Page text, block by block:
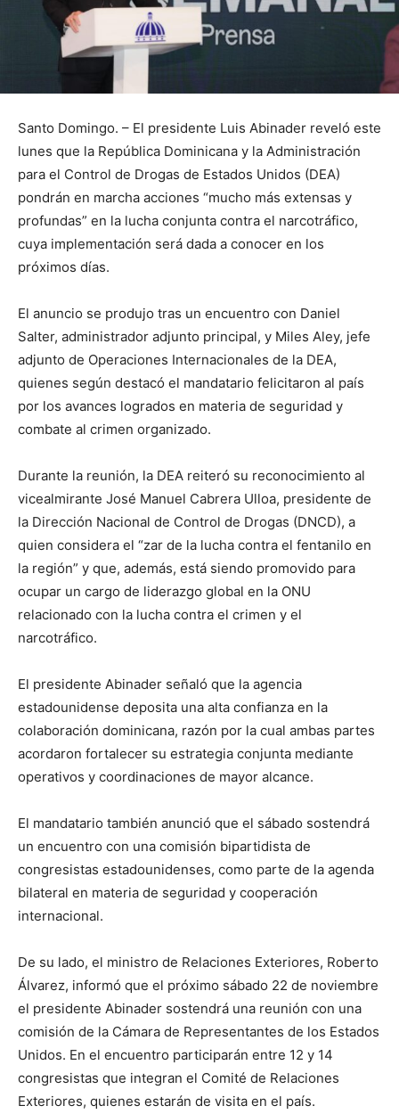
Santo Domingo. – El presidente Luis Abinader reveló este
lunes que la República Dominicana y la Administración
para el Control de Drogas de Estados Unidos (DEA)
pondrán en marcha acciones “mucho más extensas y
profundas” en la lucha conjunta contra el narcotráfico,
cuya implementación será dada a conocer en los
próximos días.
El anuncio se produjo tras un encuentro con Daniel
Salter, administrador adjunto principal, y Miles Aley, jefe
adjunto de Operaciones Internacionales de la DEA,
quienes según destacó el mandatario felicitaron al país
por los avances logrados en materia de seguridad y
combate al crimen organizado.
Durante la reunión, la DEA reiteró su reconocimiento al
vicealmirante José Manuel Cabrera Ulloa, presidente de
la Dirección Nacional de Control de Drogas (DNCD), a
quien considera el “zar de la lucha contra el fentanilo en
la región” y que, además, está siendo promovido para
ocupar un cargo de liderazgo global en la ONU
relacionado con la lucha contra el crimen y el
narcotráfico.
El presidente Abinader señaló que la agencia
estadounidense deposita una alta confianza en la
colaboración dominicana, razón por la cual ambas partes
acordaron fortalecer su estrategia conjunta mediante
operativos y coordinaciones de mayor alcance.
El mandatario también anunció que el sábado sostendrá
un encuentro con una comisión bipartidista de
congresistas estadounidenses, como parte de la agenda
bilateral en materia de seguridad y cooperación
internacional.
De su lado, el ministro de Relaciones Exteriores, Roberto
Álvarez, informó que el próximo sábado 22 de noviembre
el presidente Abinader sostendrá una reunión con una
comisión de la Cámara de Representantes de los Estados
Unidos. En el encuentro participarán entre 12 y 14
congresistas que integran el Comité de Relaciones
Exteriores, quienes estarán de visita en el país.